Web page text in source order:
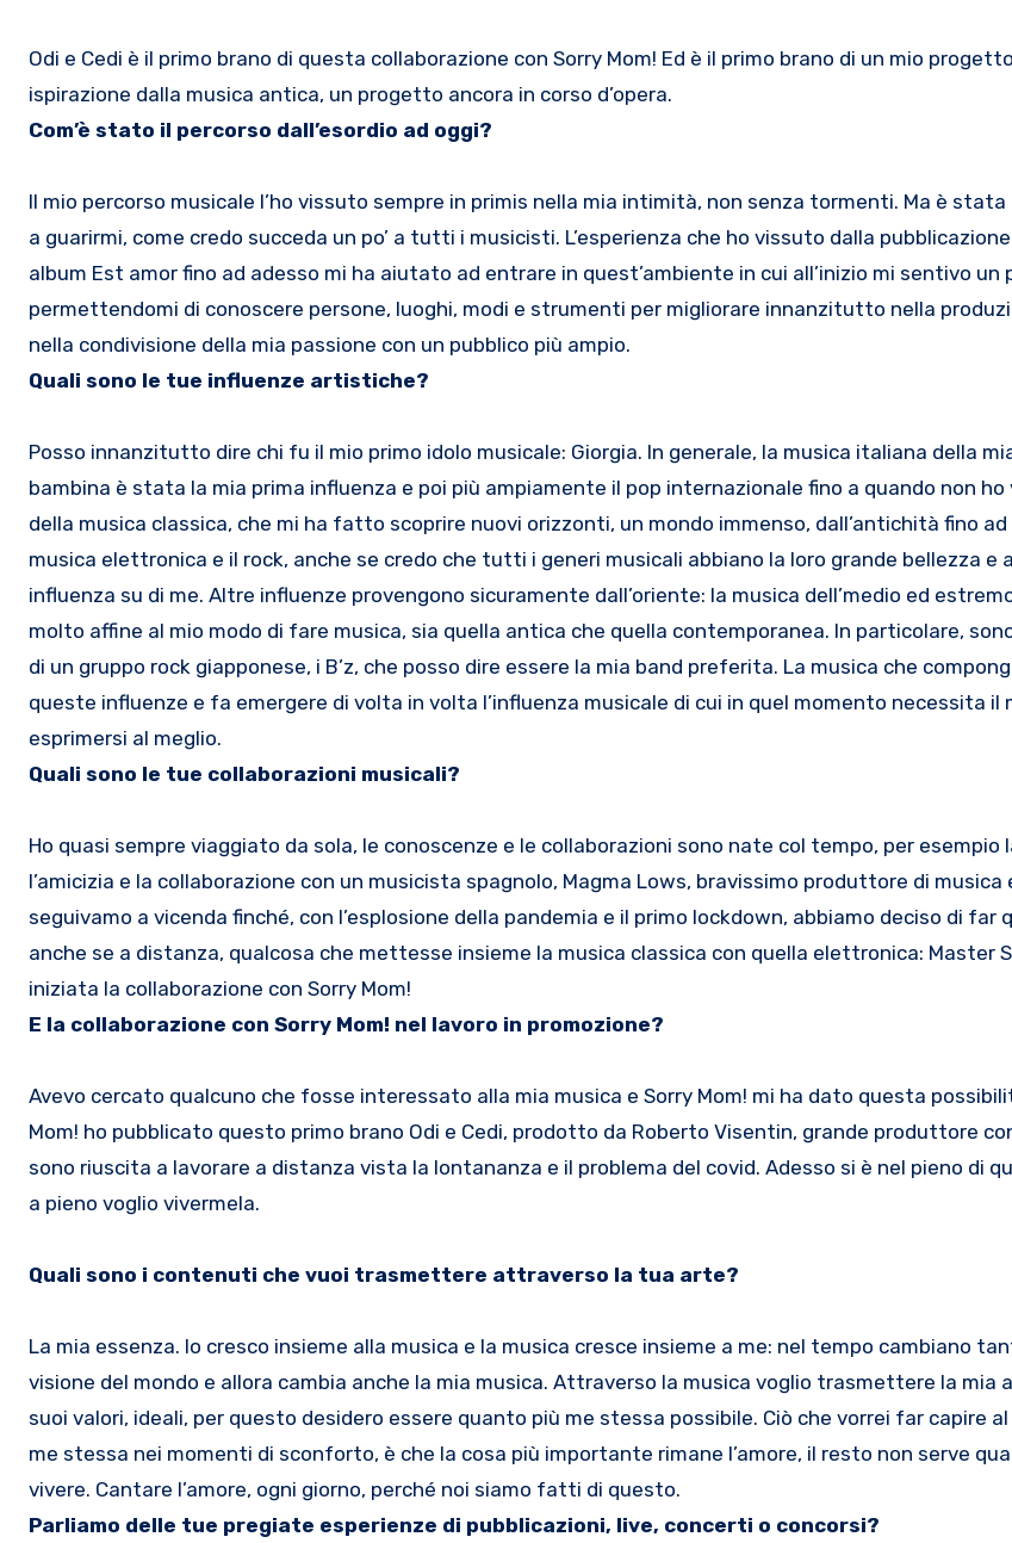
Odi e Cedi è il primo brano di questa collaborazione con Sorry Mom! Ed è il primo brano di un mio
ispirazione dalla musica antica, un progetto ancora in corso d’opera.
Com’è stato il percorso dall’esordio ad oggi?
Il mio percorso musicale l’ho vissuto sempre in primis nella mia intimità, non senza tormenti. Ma è
a guarirmi, come credo succeda un po’ a tutti i musicisti. L’esperienza che ho vissuto dalla
album Est amor fino ad adesso mi ha aiutato ad entrare in quest’ambiente in cui all’inizio mi sentivo un
permettendomi di conoscere persone, luoghi, modi e strumenti per migliorare innanzitutto nella
nella condivisione della mia passione con un pubblico più ampio.
Quali sono le tue influenze artistiche?
Posso innanzitutto dire chi fu il mio primo idolo musicale: Giorgia. In generale, la musica italiana della
bambina è stata la mia prima influenza e poi più ampiamente il pop internazionale fino a quando non
della musica classica, che mi ha fatto scoprire nuovi orizzonti, un mondo immenso, dall’antichità fino ad
musica elettronica e il rock, anche se credo che tutti i generi musicali abbiano la loro grande bellezza e
influenza su di me. Altre influenze provengono sicuramente dall’oriente: la musica dell’medio ed
molto affine al mio modo di fare musica, sia quella antica che quella contemporanea. In particolare,
di un gruppo rock giapponese, i B’z, che posso dire essere la mia band preferita. La musica che
queste influenze e fa emergere di volta in volta l’influenza musicale di cui in quel momento necessita il
esprimersi al meglio.
Quali sono le tue collaborazioni musicali?
Ho quasi sempre viaggiato da sola, le conoscenze e le collaborazioni sono nate col tempo, per esempio
l’amicizia e la collaborazione con un musicista spagnolo, Magma Lows, bravissimo produttore di musica
seguivamo a vicenda finché, con l’esplosione della pandemia e il primo lockdown, abbiamo deciso di far
anche se a distanza, qualcosa che mettesse insieme la musica classica con quella elettronica: Master
iniziata la collaborazione con Sorry Mom!
E la collaborazione con Sorry Mom! nel lavoro in promozione?
Avevo cercato qualcuno che fosse interessato alla mia musica e Sorry Mom! mi ha dato questa
Mom! ho pubblicato questo primo brano Odi e Cedi, prodotto da Roberto Visentin, grande produttore
sono riuscita a lavorare a distanza vista la lontananza e il problema del covid. Adesso si è nel pieno di
a pieno voglio vivermela.
Quali sono i contenuti che vuoi trasmettere attraverso la tua arte?
La mia essenza. Io cresco insieme alla musica e la musica cresce insieme a me: nel tempo cambiano
visione del mondo e allora cambia anche la mia musica. Attraverso la musica voglio trasmettere la mia
suoi valori, ideali, per questo desidero essere quanto più me stessa possibile. Ciò che vorrei far capire
me stessa nei momenti di sconforto, è che la cosa più importante rimane l’amore, il resto non serve
vivere. Cantare l’amore, ogni giorno, perché noi siamo fatti di questo.
Parliamo delle tue pregiate esperienze di pubblicazioni, live, concerti o concorsi?